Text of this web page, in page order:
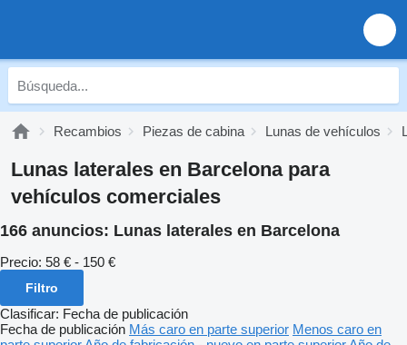
Recambios Piezas de cabina Lunas de vehículos
Lunas laterales en Barcelona para
vehículos comerciales
166 anuncios: Lunas laterales en Barcelona
Precio: 58 € - 150 €
Filtro
Clasificar: Fecha de publicación
Fecha de publicación Más caro en parte superior Menos caro en